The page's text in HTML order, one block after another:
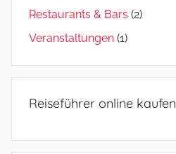
Restaurants & Bars (2)
Veranstaltungen (1)
Reiseführer online kaufen